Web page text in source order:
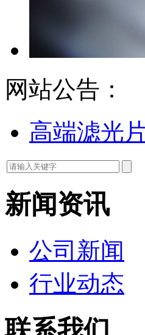
网站公告：
高端滤光
新闻资讯
公司新闻
行业动态